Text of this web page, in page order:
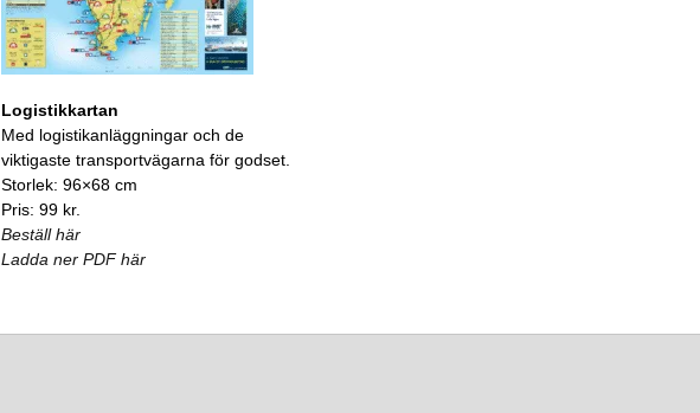
Logistikkartan
Med logistikanläggningar och de
viktigaste transportvägarna för godset.
Storlek: 96×68 cm
Pris: 99 kr.
Beställ här
Ladda ner PDF här